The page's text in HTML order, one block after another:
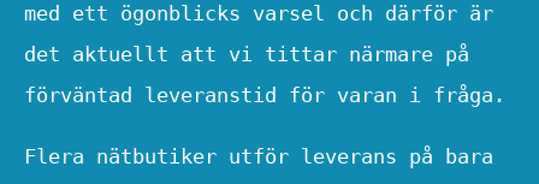
med ett ögonblicks varsel och därför är
det aktuellt att vi tittar närmare på
förväntad leveranstid för varan i fråga.
Flera nätbutiker utför leverans på bara